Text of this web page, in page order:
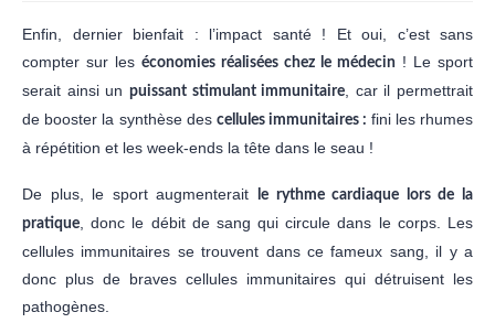
Enfin, dernier bienfait : l’impact santé ! Et oui, c’est sans
compter sur les économies réalisées chez le médecin ! Le sport
serait ainsi un puissant stimulant immunitaire , car il permettrait
de booster la synthèse des cellules immunitaires : fini les rhumes
à répétition et les week-ends la tête dans le seau !
De plus, le sport augmenterait
le rythme cardiaque lors de la
pratique , donc le débit de sang qui circule dans le corps. Les
cellules immunitaires se trouvent dans ce fameux sang, il y a
donc plus de braves cellules immunitaires qui détruisent les
pathogènes.